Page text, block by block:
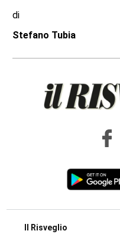
di
Stefano Tubia
Il Risveglio